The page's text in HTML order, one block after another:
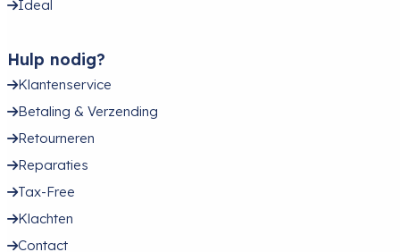
Ideal
Hulp nodig?
Klantenservice
Betaling & Verzending
Retourneren
Reparaties
Tax-Free
Klachten
Contact